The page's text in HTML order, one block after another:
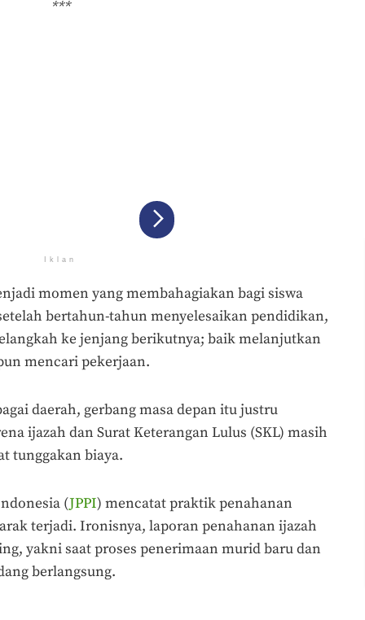
***
Iklan
momen yang membahagiakan bagi siswa
bertahun-tahun menyelesaikan pendidikan,
ke jenjang berikutnya; baik melanjutkan
mencari pekerjaan.
daerah, gerbang masa depan itu justru
ijazah dan Surat Keterangan Lulus (SKL) masih
tunggakan biaya.
(JPPI) mencatat praktik penahanan
terjadi. Ironisnya, laporan penahanan ijazah
yakni saat proses penerimaan murid baru dan
berlangsung.